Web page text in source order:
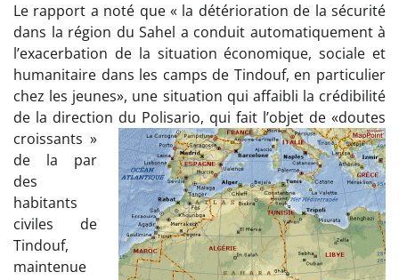
Le rapport a noté que « la détérioration de la sécurité
dans la région du Sahel a conduit automatiquement à
l’exacerbation de la situation économique, sociale et
humanitaire dans les camps de Tindouf, en particulier
chez les jeunes», une situation qui affaibli la crédibilité
de la direction du Polisario, qui fait l’objet de «doutes
croissants »
de la par
des
habitants
civiles de
Tindouf,
maintenue